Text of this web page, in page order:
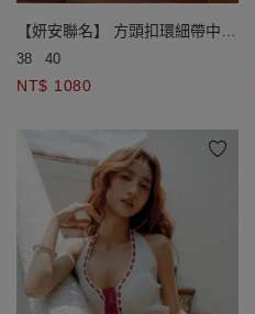
【妍安聯名】 方頭扣環細帶中跟
夾腳涼鞋
38 40
NT$ 1080